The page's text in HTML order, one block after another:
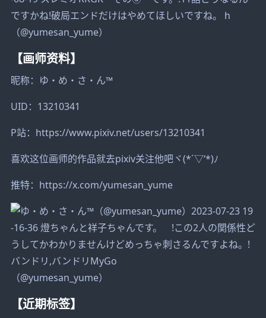
（@yumesan_yume）
【画师资料】
昵称：ゆ・め・さ・ん™
UID：13210341
P站：https://www.pixiv.net/users/13210341
喜欢这位画师的作品就去pixiv关注他吧ヾ(*´▽‘*)ﾉ
推特：https://x.com/yumesan_yume
（@yumesan_yume）
【近期标签】